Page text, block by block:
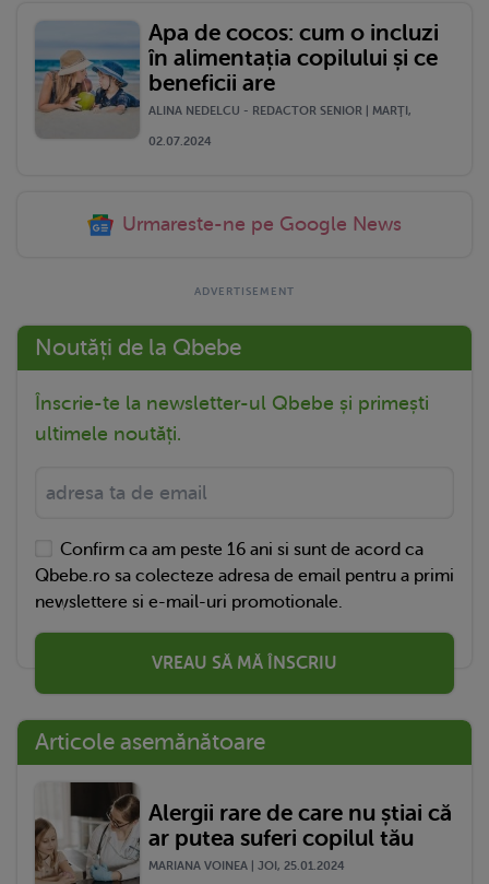
Apa de cocos: cum o incluzi
în alimentația copilului și ce
beneficii are
ALINA NEDELCU - REDACTOR SENIOR | MARŢI,
02.07.2024
Urmareste-ne pe Google News
Noutăți de la Qbebe
Înscrie-te la newsletter-ul Qbebe și primești
ultimele noutăți.
Confirm ca am peste 16 ani si sunt de acord ca
Qbebe.ro sa colecteze adresa de email pentru a primi
newslettere si e-mail-uri promotionale.
VREAU SĂ MĂ ÎNSCRIU
Articole asemănătoare
Alergii rare de care nu știai că
ar putea suferi copilul tău
MARIANA VOINEA | JOI, 25.01.2024